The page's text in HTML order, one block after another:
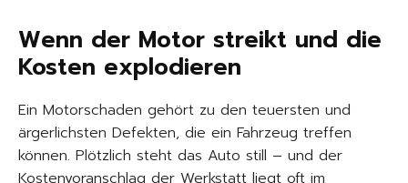
Wenn der Motor streikt und die
Kosten explodieren
Ein Motorschaden gehört zu den teuersten und
ärgerlichsten Defekten, die ein Fahrzeug treffen
können. Plötzlich steht das Auto still – und der